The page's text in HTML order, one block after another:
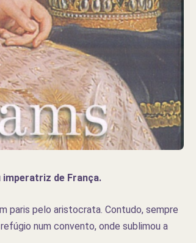
de França.
paris pelo aristocrata. Contudo, sempre
num convento, onde sublimou a